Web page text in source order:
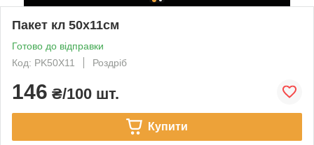
Пакет кл 50х11см
Готово до відправки
Код: PK50X11
Роздріб
146 ₴/100 шт.
Купити